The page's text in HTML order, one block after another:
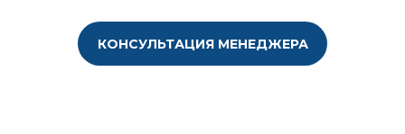
КОНСУЛЬТАЦИЯ МЕНЕДЖЕРА